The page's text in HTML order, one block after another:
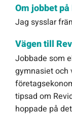
Offert Direkt
Logga in
Om jobbet
Jag sysslar
Vägen till
Jobbade som
gymnasiet och
tipsad om
hoppade på